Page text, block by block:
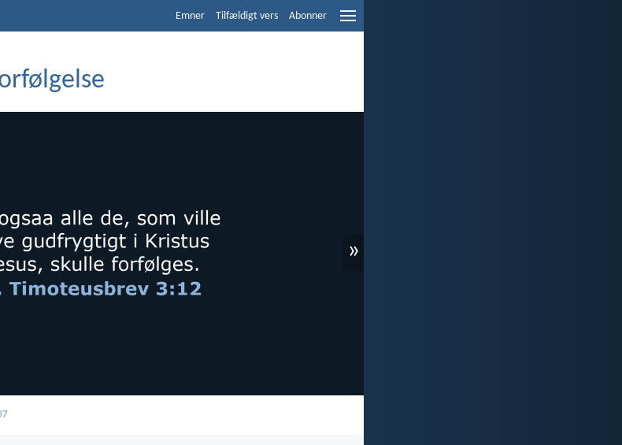
Emner Tilfældigt vers Abonner
»